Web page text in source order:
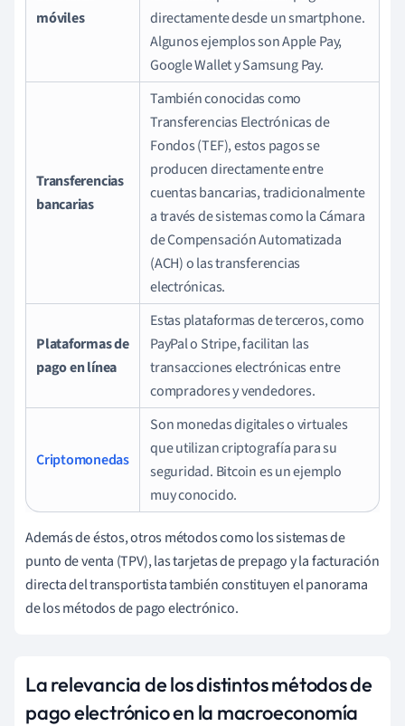
móviles
directamente desde un smartphone.
Algunos ejemplos son Apple Pay,
Google Wallet y Samsung Pay.
Transferencias
bancarias
También conocidas como
Transferencias Electrónicas de
Fondos (TEF), estos pagos se
producen directamente entre
cuentas bancarias, tradicionalmente
a través de sistemas como la Cámara
de Compensación Automatizada
(ACH) o las transferencias
electrónicas.
Plataformas de
pago en línea
Estas plataformas de terceros, como
PayPal o Stripe, facilitan las
transacciones electrónicas entre
compradores y vendedores.
Criptomonedas
Son monedas digitales o virtuales
que utilizan criptografía para su
seguridad. Bitcoin es un ejemplo
muy conocido.
Además de éstos, otros métodos como los sistemas de
punto de venta (TPV), las tarjetas de prepago y la facturación
directa del transportista también constituyen el panorama
de los métodos de pago electrónico.
La relevancia de los distintos métodos de
pago electrónico en la macroeconomía